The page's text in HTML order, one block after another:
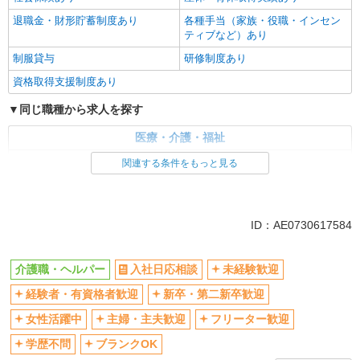
退職金・財形貯蓄制度あり
各種手当（家族・役職・インセン
ティブなど）あり
制服貸与
研修制度あり
資格取得支援制度あり
同じ職種から求人を探す
医療・介護・福祉
交通費支給
社会保険あり
産休・育休取得実績あり
関連する条件をもっと見る
ID：AE0730617584
介護職・ヘルパー 入社日応相談
未経験歓迎
経験者・有資格者歓迎
新卒・第二新卒歓迎
女性活躍中
主婦・主夫歓迎
フリーター歓迎
学歴不問
ブランクOK